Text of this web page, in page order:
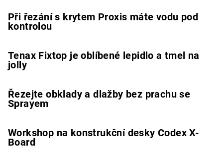
Při řezání s krytem Proxis máte vodu pod
kontrolou
Tenax Fixtop je oblíbené lepidlo a tmel na
jolly
Řezejte obklady a dlažby bez prachu se
Sprayem
Workshop na konstrukční desky Codex X-
Board